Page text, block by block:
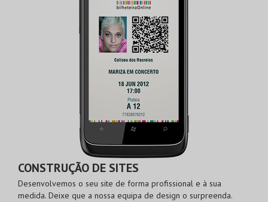
CONSTRUÇÃO DE SITES
Desenvolvemos o seu site de forma profissional e à sua
medida. Deixe que a nossa equipa de design o surpreenda.